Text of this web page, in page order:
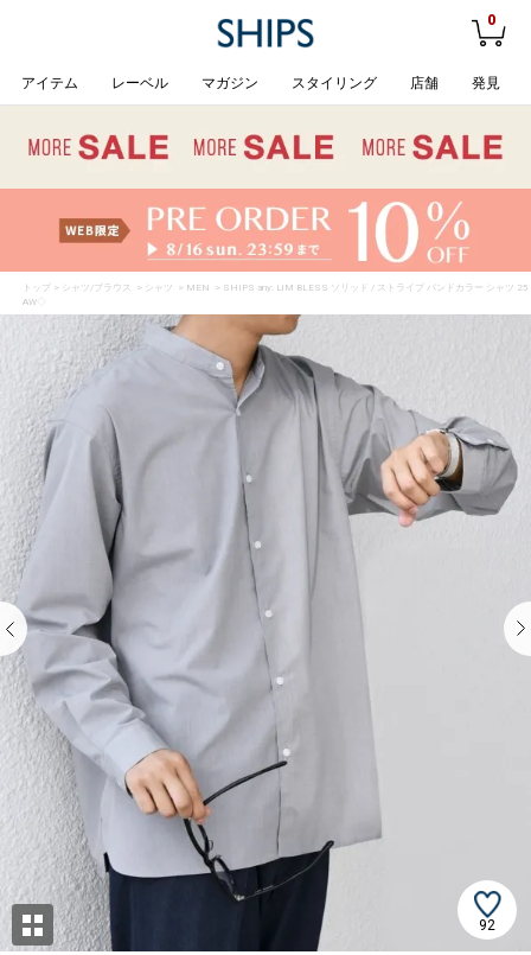
0
アイテム レーベル マガジン スタイリング 店舗 発見
トップ > シャツ/ブラウス > シャツ > MEN > SHIPS any: LIM BLESS ソリッド / ストライプ バンドカラー シャツ 25
AW◇
92